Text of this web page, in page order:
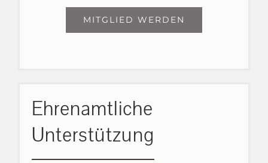
MITGLIED WERDEN
Ehrenamtliche
Unterstützung